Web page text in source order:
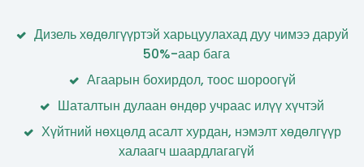
Дизель хөдөлгүүртэй харьцуулахад дуу чимээ даруй
50%-аар бага
Агаарын бохирдол, тоос шороогүй
Шаталтын дулаан өндөр учраас илүү хүчтэй
Хүйтний нөхцөлд асалт хурдан, нэмэлт хөдөлгүүр
халаагч шаардлагагүй